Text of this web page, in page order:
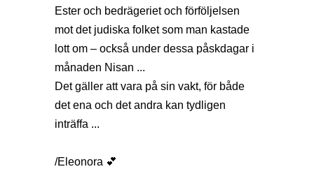
Ester och bedrägeriet och förföljelsen
mot det judiska folket som man kastade
lott om – också under dessa påskdagar i
månaden Nisan ...
Det gäller att vara på sin vakt, för både
det ena och det andra kan tydligen
inträffa ...
/Eleonora 💕